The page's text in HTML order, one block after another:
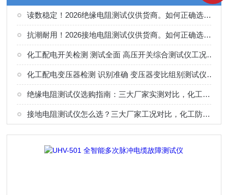
读数稳定！2026绝缘电阻测试仪供货商。如何正确选择适合的厂家
抗潮耐用！2026接地电阻测试仪供货商。如何正确选择适合的厂家
化工配电开关检测 测试全面 高压开关综合测试仪工况选型参考
化工配电变压器检测 识别准确 变压器变比组别测试仪工况选型参考
绝缘电阻测试仪选购指南：三大厂家实测对比，化工电气绝缘检测适配
接地电阻测试仪怎么选？三大厂家工况对比，化工防雷接地检测专用